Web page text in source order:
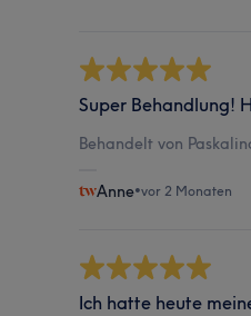
Super Behandlung!
Behandelt von
Anne•vor 2 Monaten
Ich hatte heute